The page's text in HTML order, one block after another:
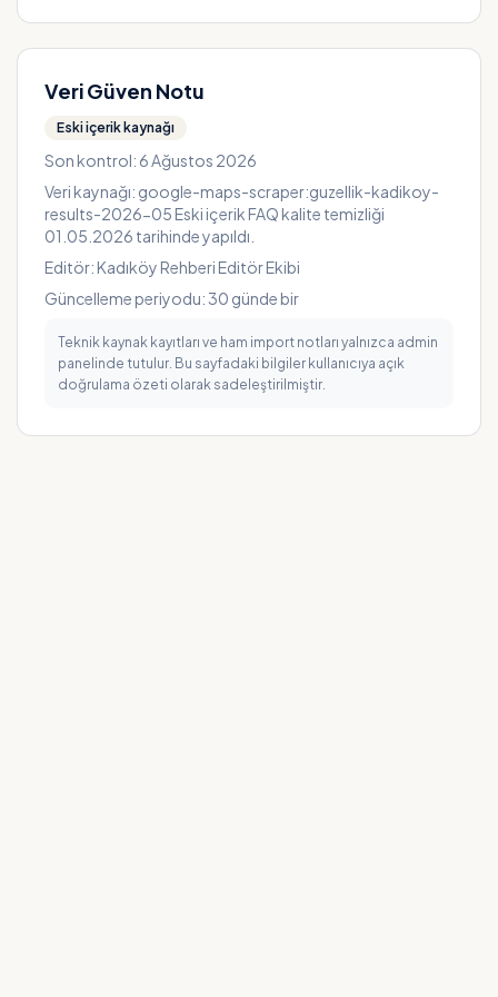
kadın müşterilerden oluşan geniş bir portföyü
hedefler. Sosyal medya üzerinden gelen genç
takipçiler, modern stiller ve hızlı hizmet
beklentileriyle öne çıkar. Aynı zamanda aile grupları
ve iş toplantıları için grup indirimleri sunar.
Ekip ve Ekipman
müşteri hizmetleri görevlisiyle çalışır. Modern kesim
makinesi, yüksek hassasiyetli elektrikli tıraş
hizmet kalitesini artırır. Ekip, sürekli eğitim
Veri Güven Notu
Eski içerik kaynağı
Son kontrol: 6 Ağustos 2026
Veri kaynağı: google-maps-scraper:guzellik-kadikoy-
results-2026-05 Eski içerik FAQ kalite temizliği
01.05.2026 tarihinde yapıldı.
Editör:Kadıköy Rehberi Editör Ekibi
Güncelleme periyodu:30 günde bir
Teknik kaynak kayıtları ve ham import notları yalnızca admin
panelinde tutulur. Bu sayfadaki bilgiler kullanıcıya açık
doğrulama özeti olarak sadeleştirilmiştir.